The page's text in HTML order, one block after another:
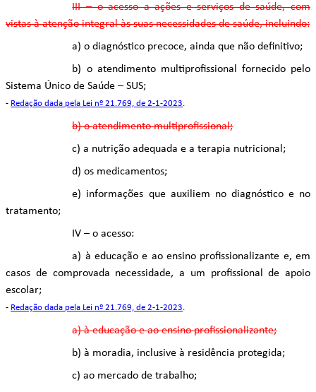
III – o acesso a ações e serviços de saúde, com
vistas à atenção integral às suas necessidades de saúde, incluindo:
a) o diagnóstico precoce, ainda que não definitivo;
b) o atendimento multiprofissional fornecido pelo
Sistema Único de Saúde – SUS;
- Redação dada pela Lei nº 21.769, de 2-1-2023.
b) o atendimento multiprofissional;
c) a nutrição adequada e a terapia nutricional;
d) os medicamentos;
e) informações que auxiliem no diagnóstico e no
tratamento;
IV – o acesso:
a) à educação e ao ensino profissionalizante e, em
casos de comprovada necessidade, a um profissional de apoio
escolar;
- Redação dada pela Lei nº 21.769, de 2-1-2023.
a) à educação e ao ensino profissionalizante;
b) à moradia, inclusive à residência protegida;
c) ao mercado de trabalho;